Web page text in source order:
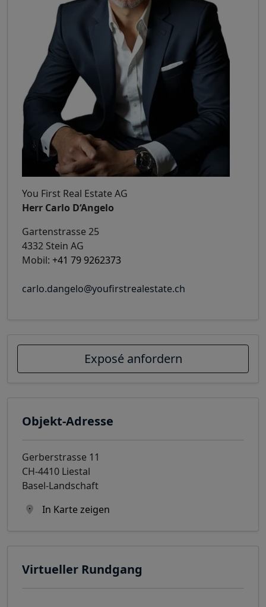
You First Real Estate AG
Herr Carlo D‘Angelo
Gartenstrasse 25
4332 Stein AG
Mobil: +41 79 9262373
carlo.dangelo@youfirstrealestate.ch
Exposé anfordern
Objekt-Adresse
Gerberstrasse 11
CH-4410 Liestal
Basel-Landschaft
In Karte zeigen
Virtueller Rundgang